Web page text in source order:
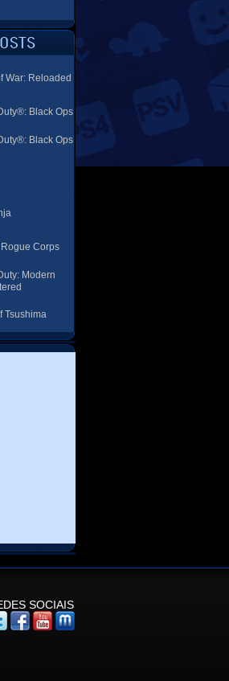
War: Reloaded
Black Ops
Black Ops
Corps
Modern
Tsushima
SOCIAIS